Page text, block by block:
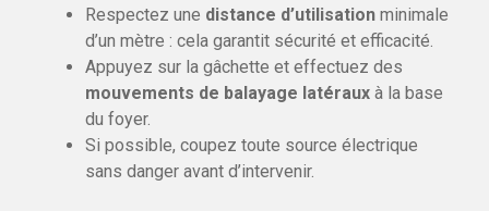
Respectez une distance d’utilisation minimale
d’un mètre : cela garantit sécurité et efficacité.
Appuyez sur la gâchette et effectuez des
mouvements de balayage latéraux à la base
du foyer.
Si possible, coupez toute source électrique
sans danger avant d’intervenir.